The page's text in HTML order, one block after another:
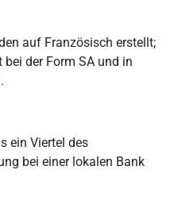
auf Französisch erstellt;
der Form SA und in
ein Viertel des
bei einer lokalen Bank